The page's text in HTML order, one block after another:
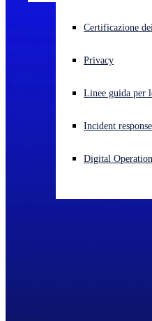
Cyberattacco in corso? Ottieni
Open language switcher
Certificazione
Privacy
Linee guida per
Incident response
Digital